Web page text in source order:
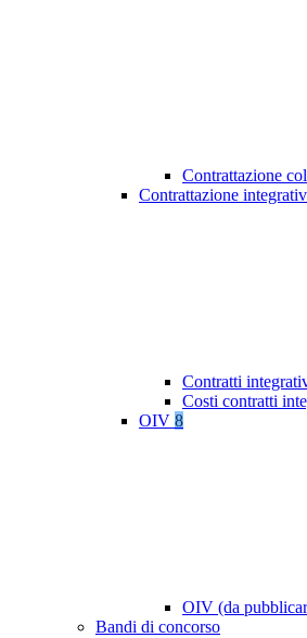
Contrattazione
Contrattazione
Contratti
Costi contratti
OIV 8
OIV (da
Bandi di concorso